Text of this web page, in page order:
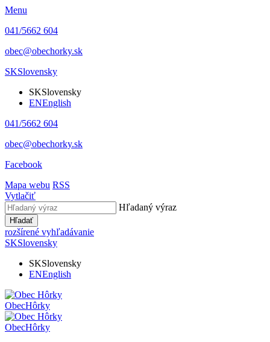
Menu
041/5662 604
obec@obechorky.sk
SKSlovensky
SKSlovensky
ENEnglish
041/5662 604
obec@obechorky.sk
Facebook
Mapa webu RSS
Vytlačiť
Hľadaný výraz
Hľadať
rozšírené vyhľadávanie
SKSlovensky
SKSlovensky
ENEnglish
ObecHôrky
ObecHôrky